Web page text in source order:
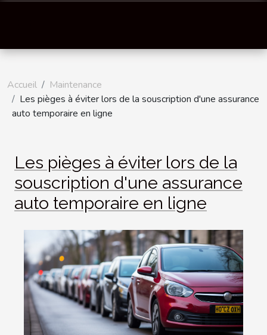
Accueil
Maintenance
Les pièges à éviter lors de la souscription d'une assurance
auto temporaire en ligne
Les pièges à éviter lors de la
souscription d'une assurance
auto temporaire en ligne